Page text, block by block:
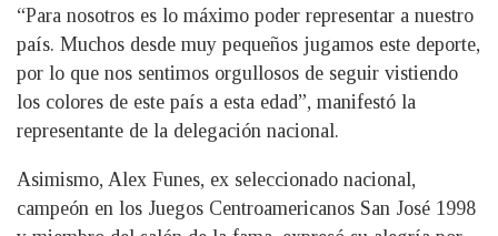
“Para nosotros es lo máximo poder representar a nuestro
país. Muchos desde muy pequeños jugamos este deporte,
por lo que nos sentimos orgullosos de seguir vistiendo
los colores de este país a esta edad”, manifestó la
representante de la delegación nacional.
Asimismo, Alex Funes, ex seleccionado nacional,
campeón en los Juegos Centroamericanos San José 1998